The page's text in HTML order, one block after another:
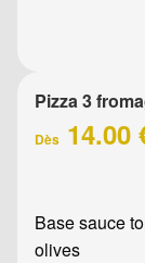
Pizza 3
Dès 14.00
Base sauce
olives